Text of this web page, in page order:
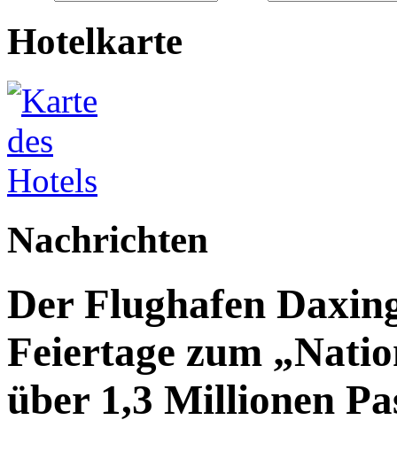
Hotelkarte
Nachrichten
Der Flughafen
Feiertage zum
über 1,3 Millionen